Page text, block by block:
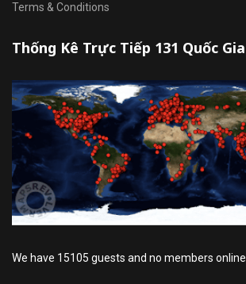
Terms & Conditions
Thống Kê Trực Tiếp 131 Quốc Gia
We have 15105 guests and no members online